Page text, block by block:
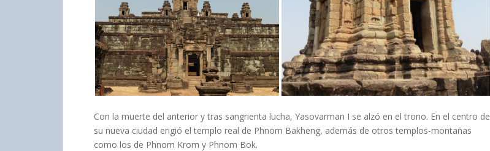
Con la muerte del anterior y tras sangrienta lucha, Yasovarman I se alzó en el trono. En el centro de
su nueva ciudad erigió el templo real de Phnom Bakheng, además de otros templos-montañas
como los de Phnom Krom y Phnom Bok.